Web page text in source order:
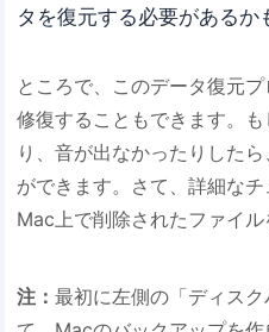
タを復元する必要があるか
ところで、このデータ復元
修復することもできます。
り、音が出なかったりした
ができます。さて、詳細なチ
Mac上で削除されたファイル
注：最初に左側の「ディス